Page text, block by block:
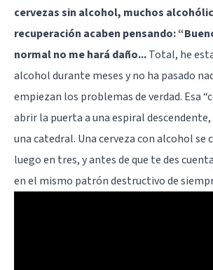
cervezas sin alcohol, muchos
recuperación acaben pensando:
normal no me hará daño...Total, he
alcohol durante meses y no ha pasado
empiezan los problemas de verdad. Esa
abrir la puerta a una espiral
una catedral. Una cerveza con alcohol se
luego en tres, y antes de que te des
en el mismo patrón destructivo de